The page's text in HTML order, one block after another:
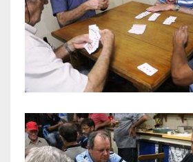
A História da Comunidade Católica São
Pontos Turísticos
Gastronomia
Hospedagem
Calendário de Eventos
Galeria de Soberanas